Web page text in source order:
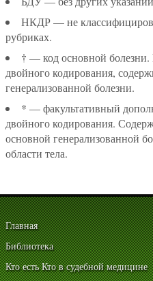
НКДР — не
рубриках.
† — код основной болезни.
двойного кодирования,
генерализованной болезни.
* — факультативный
двойного кодирования.
основной генерализованной
области тела.
Главная
Библиотека
Кто есть Кто в судебной медицине